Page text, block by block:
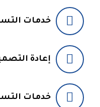
خدمات
إعادة
خدمات